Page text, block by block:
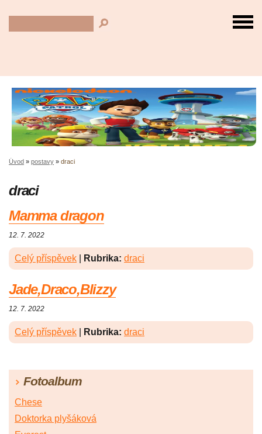
Úvod » postavy » draci
draci
Mamma dragon
12. 7. 2022
Celý příspěvek Rubrika: draci
Jade,Draco,Blizzy
12. 7. 2022
Celý příspěvek Rubrika: draci
Fotoalbum
Chese
Doktorka plyšáková